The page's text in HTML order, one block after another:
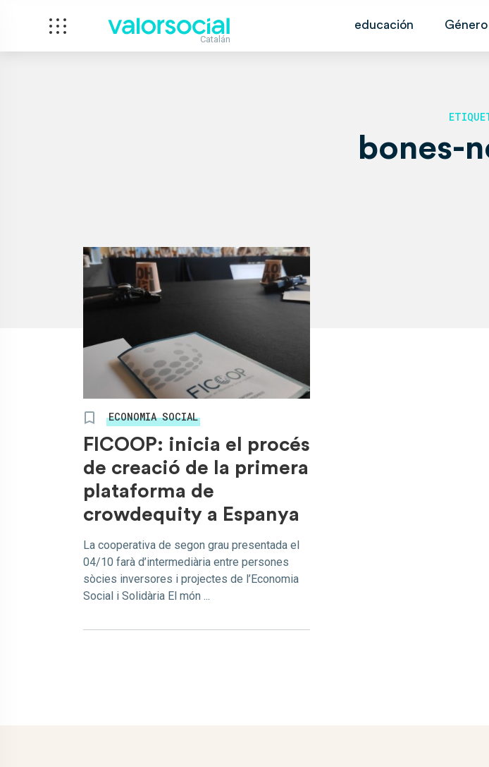
Catalán
educación
bones-
ECONOMIA SOCIAL
FICOOP: inicia el procés
de creació de la primera
plataforma de
crowdequity a Espanya
La cooperativa de segon grau presentada el
04/10 farà d’intermediària entre persones
sòcies inversores i projectes de l’Economia
Social i Solidària El món ...